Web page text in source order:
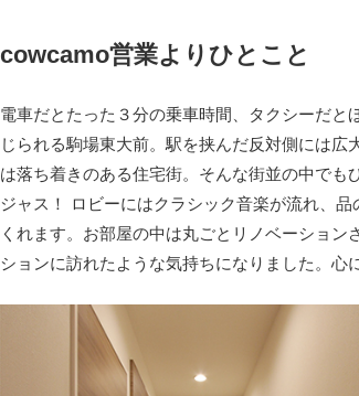
cowcamo営業よりひとこと
電車だとたった３分の乗車時間、タクシーだ
じられる駒場東大前。駅を挟んだ反対側には
は落ち着きのある住宅街。そんな街並の中で
ジャス！ ロビーにはクラシック音楽が流れ、
くれます。お部屋の中は丸ごとリノベーショ
ションに訪れたような気持ちになりました。心